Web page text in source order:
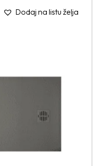
Dodaj na listu želja